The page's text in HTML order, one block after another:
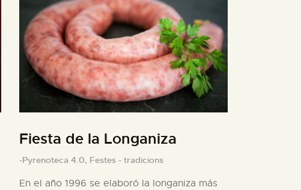
Fiesta de la Longaniza
-Pyrenoteca 4.0, Festes - tradicions
En el año 1996 se elaboró la longaniza más